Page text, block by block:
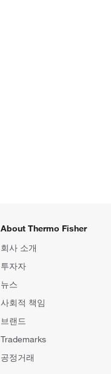
About Thermo Fisher
회사 소개
투자자
뉴스
사회적 책임
브랜드
Trademarks
공정거래